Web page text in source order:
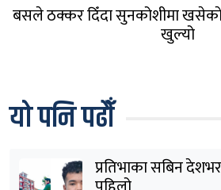
बसले ठक्कर दिँदा सुनकोशीमा खसेकाे
खुल्यो
यो पनि पढौँ
प्रतिभाका सबिन